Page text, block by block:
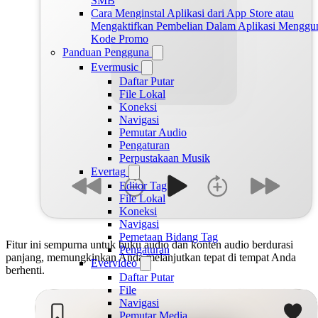
Cara Menginstal Aplikasi dari App Store atau
Mengaktifkan Pembelian Dalam Aplikasi
Kode Promo
Panduan Pengguna
Evermusic
Daftar Putar
File Lokal
Koneksi
Navigasi
Pemutar Audio
Pengaturan
Perpustakaan Musik
Evertag
Editor Tag
File Lokal
Koneksi
Navigasi
Pemetaan Bidang Tag
Pengaturan
Evervideo
Daftar Putar
File
Navigasi
Pemutar Media
Fitur ini sempurna untuk buku audio dan konten audio berdurasi
panjang, memungkinkan Anda melanjutkan tepat di tempat Anda
berhenti.